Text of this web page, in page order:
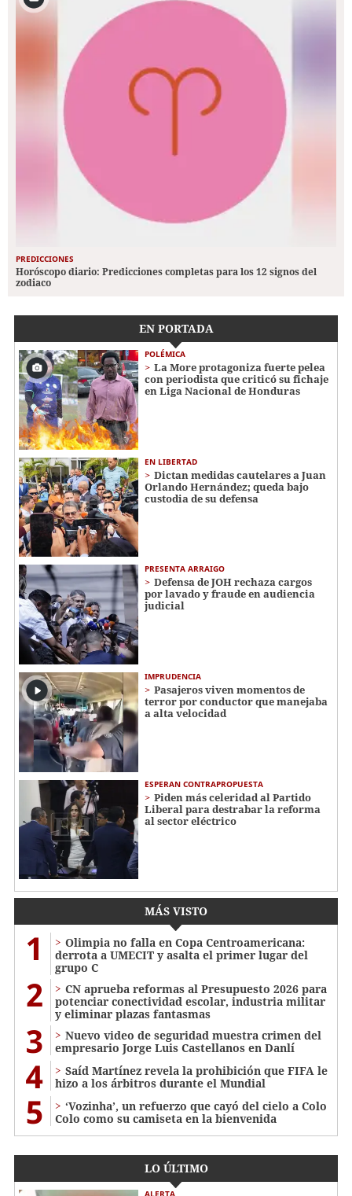
PREDICCIONES
Horóscopo diario: Predicciones completas para los 12 signos del
zodiaco
EN PORTADA
POLÉMICA
La More protagoniza fuerte pelea
con periodista que criticó su fichaje
en Liga Nacional de Honduras
EN LIBERTAD
Dictan medidas cautelares a Juan
Orlando Hernández; queda bajo
custodia de su defensa
PRESENTA ARRAIGO
Defensa de JOH rechaza cargos
por lavado y fraude en audiencia
judicial
IMPRUDENCIA
Pasajeros viven momentos de
terror por conductor que manejaba
a alta velocidad
ESPERAN CONTRAPROPUESTA
Piden más celeridad al Partido
Liberal para destrabar la reforma
al sector eléctrico
MÁS VISTO
1
Olimpia no falla en Copa Centroamericana:
derrota a UMECIT y asalta el primer lugar del
grupo C
2
CN aprueba reformas al Presupuesto 2026 para
potenciar conectividad escolar, industria militar
y eliminar plazas fantasmas
3
Nuevo video de seguridad muestra crimen del
empresario Jorge Luis Castellanos en Danlí
4
Saíd Martínez revela la prohibición que FIFA le
hizo a los árbitros durante el Mundial
5
‘Vozinha’, un refuerzo que cayó del cielo a Colo
Colo como su camiseta en la bienvenida
LO ÚLTIMO